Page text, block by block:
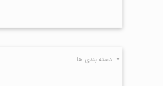
دسته بندی ها